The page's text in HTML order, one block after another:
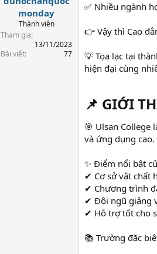
monday
Thành viên
Tham gia
13/11/2023
Bài viết
77
✅ Nhiều ngành
👉 Vậy thì Cao
💡 Tọa lạc tại
hiện đại cùng
📌 GIỚI
🎯 Ulsan
và ứng dụng cao.
✨ Điểm nổi bật
✔ Cơ sở vật chất
✔ Chương trình
✔ Đội ngũ giảng
✔ Hỗ trợ tốt cho
📚 Trường đặc